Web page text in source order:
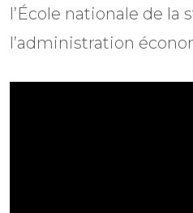
l’École nationale de la
l’administration